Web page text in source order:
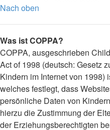
Nach oben
Was ist COPPA?
COPPA, ausgeschrieben
Act of 1998 (deutsch: Gesetz
Kindern im Internet von 1998)
welches festlegt, dass
persönliche Daten von
hierzu die Zustimmung der
der Erziehungsberechtigten